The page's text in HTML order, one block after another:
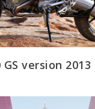
GS version 2013